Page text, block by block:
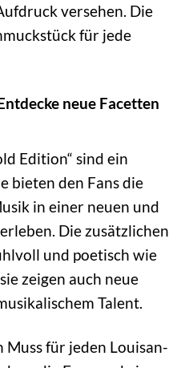
versehen. Die
für jede
neue Facetten
Edition“ sind ein
bieten den Fans die
in einer neuen und
Die zusätzlichen
und poetisch wie
zeigen auch neue
Talent.
Muss für jeden Louisan-